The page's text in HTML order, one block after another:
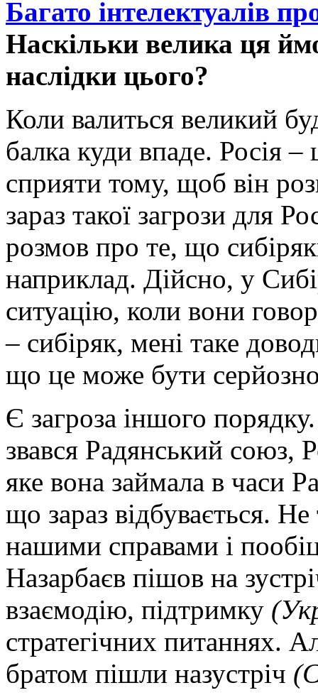
Багато інтелектуалів
Наскільки велика ця
наслідки цього?
Коли валиться великий
балка куди впаде. Росія
сприяти тому, щоб він
зараз такої загрози для
розмов про те, що
наприклад. Дійсно, у
ситуацію, коли вони
– сибіряк, мені таке
що це може бути
Є загроза іншого
звався Радянський союз,
яке вона займала в часи
що зараз відбувається.
нашими справами і
Назарбаєв пішов на
взаємодію, підтримку
стратегічних питаннях.
братом пішли назустріч